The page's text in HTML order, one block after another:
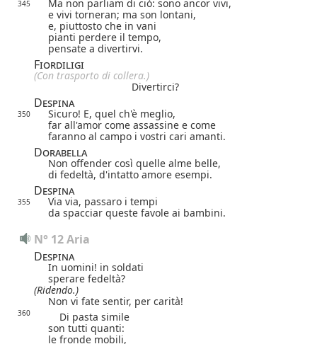
345
Ma non parliam di ciò: sono ancor vivi,
e vivi torneran; ma son lontani,
e, piuttosto che in vani
pianti perdere il tempo,
pensate a divertirvi.
Fiordiligi
(Con trasporto di collera.)
Divertirci?
Despina
350
Sicuro! E, quel ch'è meglio,
far all'amor come assassine e come
faranno al campo i vostri cari amanti.
Dorabella
Non offender così quelle alme belle,
di fedeltà, d'intatto amore esempi.
Despina
355
Via via, passaro i tempi
da spacciar queste favole ai bambini.
N° 12 Aria
Despina
In uomini! in soldati
sperare fedeltà?
(Ridendo.)
Non vi fate sentir, per carità!
360
Di pasta simile
son tutti quanti:
le fronde mobili,